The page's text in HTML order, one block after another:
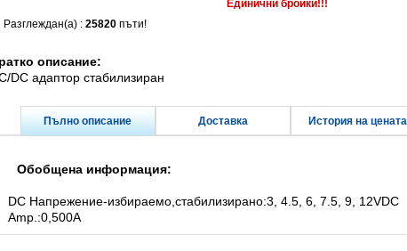
Единични бройки!!!
Разглеждан(а) : 25820 пъти!
описание:
DC адаптор стабилизиран
Пълно описание Доставка История на цената
Обобщена информация:
DC Напрежение-избираемо,стабилизирано:3, 4.5, 6, 7.5, 9, 12VDC
Amp.:0,500A